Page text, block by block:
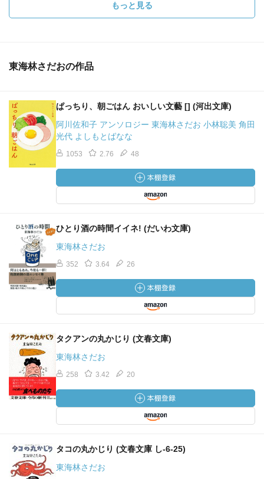
もっと見る
東海林さだおの作品
ぱっちり、朝ごはん おいしい文藝 [] (河出文庫)
阿川佐和子 アンソロジー 東海林さだお 小林聡美 角田
光代 よしもとばなな
1053 2.76 48
ひとり酒の時間イイネ! (だいわ文庫)
東海林さだお
352 3.64 26
タクアンの丸かじり (文春文庫)
東海林さだお
258 3.42 20
タコの丸かじり (文春文庫 し-6-25)
東海林さだお